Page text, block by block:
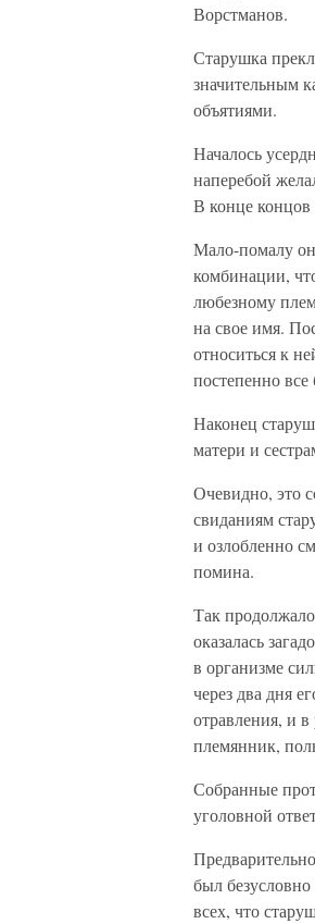
Ворстманов.
Старушка
значительным
объятиями.
Началось
наперебой
В конце концов
Мало-помалу он
комбинации,
любезному
на свое имя.
относиться к
постепенно все
Наконец
матери и
Очевидно, это
свиданиям
и озлобленно
помина.
Так
оказалась
в организме
через два дня
отравления, и в
племянник,
Собранные
уголовной
был
всех, что